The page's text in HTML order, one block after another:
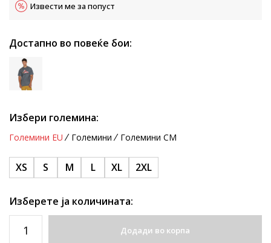
Извести ме за попуст
Достапно во повеќе бои:
Избери големина:
Големини EU Големини Големини CM
XS S M L XL 2XL
Изберете ја количината:
Додади во корпа